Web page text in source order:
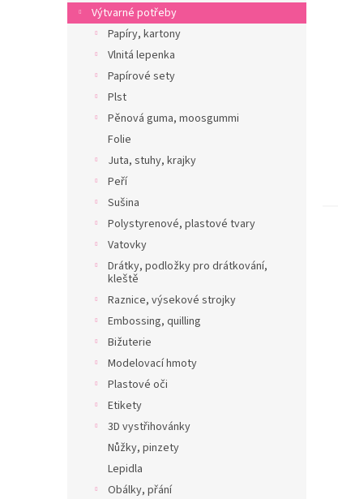
n
e
Výtvarné potřeby
Papíry, kartony
Vlnitá lepenka
Papírové sety
Plst
Pěnová guma, moosgummi
Folie
Juta, stuhy, krajky
Peří
Sušina
Polystyrenové, plastové tvary
Vatovky
Drátky, podložky pro drátkování,
kleště
Raznice, výsekové strojky
Embossing, quilling
Bižuterie
Modelovací hmoty
Plastové oči
Etikety
3D vystřihovánky
Nůžky, pinzety
Lepidla
Obálky, přání